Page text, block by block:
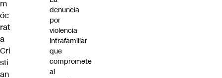
m
óc
rat
a
Cri
sti
an
denuncia
por
violencia
intrafamiliar
que
compromete
al